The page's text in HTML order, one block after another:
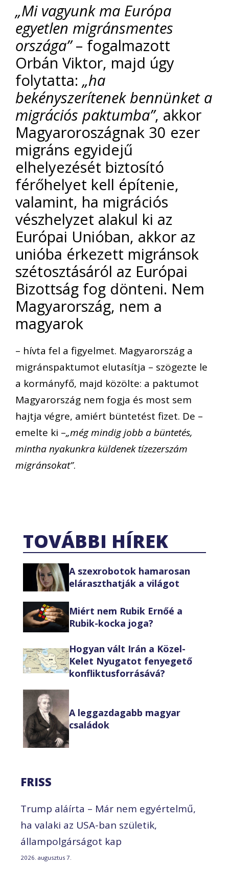
„Mi vagyunk ma Európa
egyetlen migránsmentes
országa”– fogalmazott
Orbán Viktor, majd úgy
folytatta: „ha
bekényszerítenek bennünket a
migrációs paktumba”, akkor
Magyaroroszágnak 30 ezer
migráns egyidejű
elhelyezését biztosító
férőhelyet kell építenie,
valamint, ha migrációs
vészhelyzet alakul ki az
Európai Unióban, akkor az
unióba érkezett migránsok
szétosztásáról az Európai
Bizottság fog dönteni. Nem
Magyarország, nem a
magyarok
– hívta fel a figyelmet. Magyarország a
migránspaktumot elutasítja – szögezte le
a kormányfő, majd közölte: a paktumot
Magyarország nem fogja és most sem
hajtja végre, amiért büntetést fizet. De –
emelte ki –„még mindig jobb a büntetés,
mintha nyakunkra küldenek tízezerszám
migránsokat”.
TOVÁBBI HÍREK
A szexrobotok hamarosan
eláraszthatják a világot
Miért nem Rubik Ernőé a
Rubik-kocka joga?
Hogyan vált Irán a Közel-
Kelet Nyugatot fenyegető
konfliktusforrásává?
A leggazdagabb magyar
családok
FRISS
Trump aláírta – Már nem egyértelmű,
ha valaki az USA-ban születik,
állampolgárságot kap
2026. augusztus 7.